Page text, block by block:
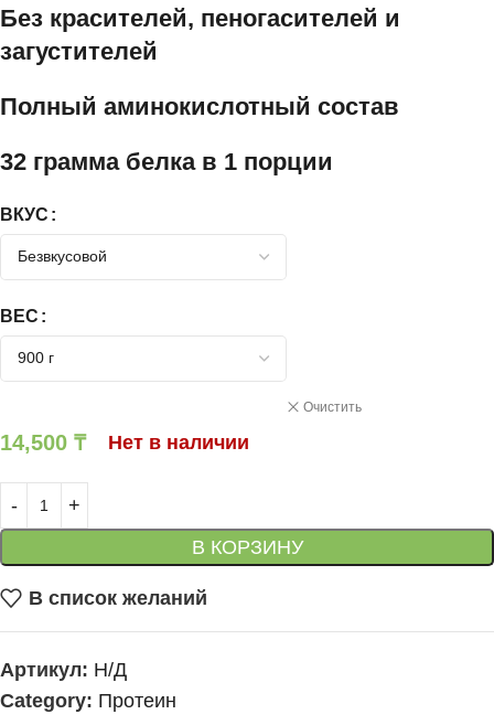
Без красителей, пеногасителей и
загустителей
Полный аминокислотный состав
32 грамма белка в 1 порции
ВКУС
ВЕС
Очистить
14,500 ₸ Нет в наличии
В КОРЗИНУ
В список желаний
Артикул: Н/Д
Category: Протеин